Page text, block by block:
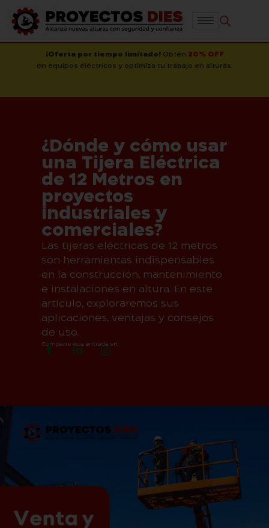
¡Oferta por tiempo limitado! Obtén 20% OFF
en equipos eléctricos y optimiza tu trabajo en alturas.
¿Dónde y cómo usar
una Tijera Eléctrica
de 12 Metros en
proyectos
industriales y
comerciales?
Las tijeras eléctricas de 12 metros
son herramientas indispensables
en la construcción, mantenimiento
e instalaciones en altura. En este
artículo, exploraremos sus
aplicaciones, ventajas y consejos
de uso.
Comparte esta entrada en: